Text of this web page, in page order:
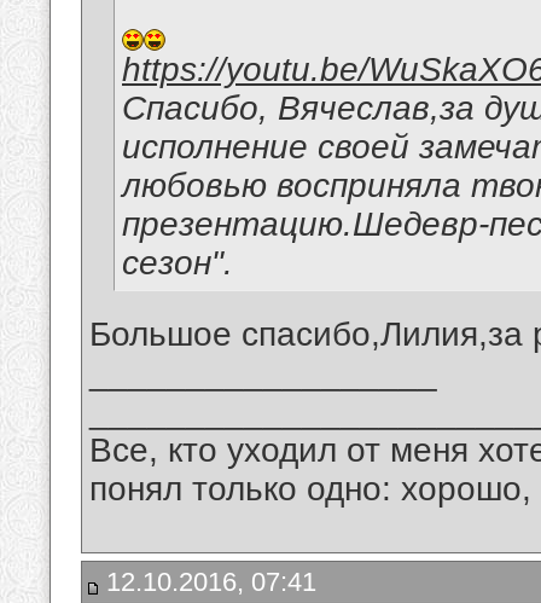
https://youtu.be/
Спасибо, Вячеслав,за
исполнение своей
любовью восприняла
презентацию.Шедевр-
сезон".
Большое спасибо,Лилия,за
Все, кто уходил от меня
понял только одно:
12.10.2016, 07:41